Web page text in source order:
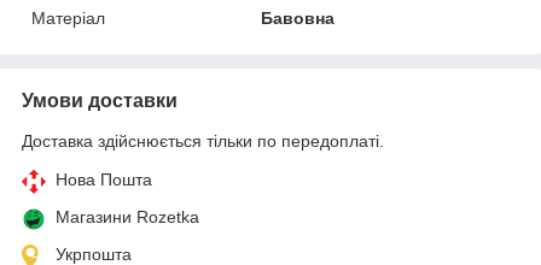
Матеріал
Бавовна
Умови доставки
Доставка здійснюється тільки по передоплаті.
Нова Пошта
Магазини Rozetka
Укрпошта